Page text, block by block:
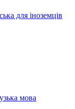
для іноземців
мова